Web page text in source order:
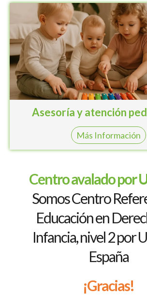
Asesoría y atención
Más Información
Centro avalado por
Somos Centro
Educación en
Infancia, nivel 2 por
España
¡Gracias!